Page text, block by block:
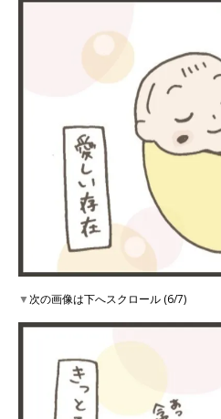
▼次の画像は下へスクロール (6/7)